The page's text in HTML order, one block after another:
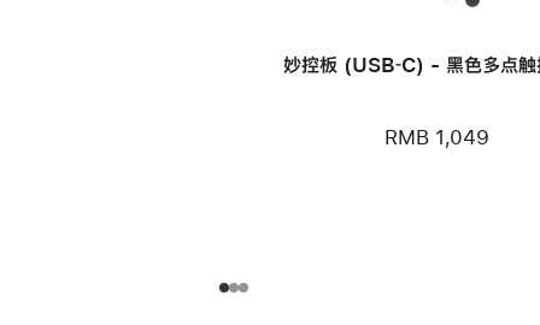
妙控板 (USB‑C) - 黑色多点触
RMB 1,049